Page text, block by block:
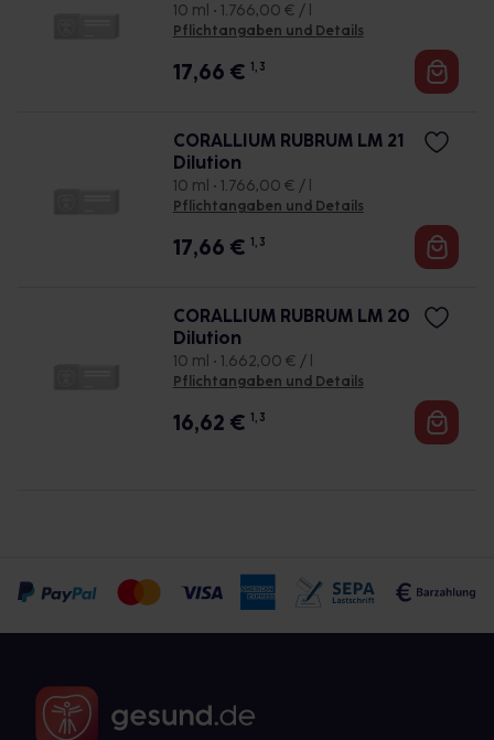
10 ml • 1.766,00 € / l
Pflichtangaben und Details
17,66 € 1, 3
CORALLIUM RUBRUM LM 21
Dilution
10 ml • 1.766,00 € / l
Pflichtangaben und Details
17,66 € 1, 3
CORALLIUM RUBRUM LM 20
Dilution
10 ml • 1.662,00 € / l
Pflichtangaben und Details
16,62 € 1, 3